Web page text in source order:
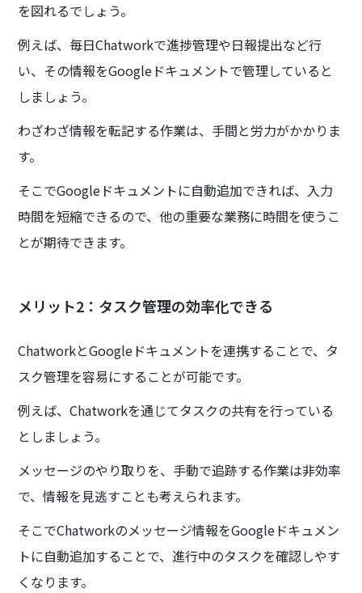
を図れるでしょう。
例えば、毎日Chatworkで進捗管理や日報提出など行
い、その情報をGoogleドキュメントで管理していると
しましょう。
わざわざ情報を転記する作業は、手間と労力がかかりま
す。
そこでGoogleドキュメントに自動追加できれば、入力
時間を短縮できるので、他の重要な業務に時間を使うこ
とが期待できます。
メリット2：タスク管理の効率化できる
ChatworkとGoogleドキュメントを連携することで、タ
スク管理を容易にすることが可能です。
例えば、Chatworkを通じてタスクの共有を行っている
としましょう。
メッセージのやり取りを、手動で追跡する作業は非効率
で、情報を見逃すことも考えられます。
そこでChatworkのメッセージ情報をGoogleドキュメン
トに自動追加することで、進行中のタスクを確認しやす
くなります。